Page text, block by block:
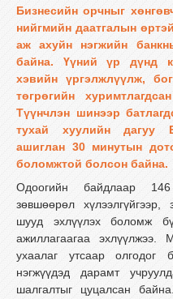
Бизнесийн орчныг
нийгмийн даатгалын
аж ахуйн нэгжийн
байна. Үүний үр дүнд
хэвийн үргэлжлүүлж,
төгрөгийн
Түүнчлэн шинээр
тухай хуулийн дагуу
ашиглан 30 минутын
боломжтой болсон байна.
Одоогийн байдлаар
зөвшөөрөл хүлээлгүйгээр,
шууд эхлүүлэх боломж
ажиллагаагаа
ухаалаг утсаар
нэгжүүдэд дарамт
шалгалтыг цуцалсан